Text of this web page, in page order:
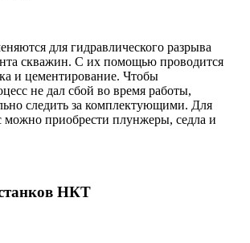
для гидравлического разрыва
скважин. С их помощью проводится
и цементирование. Чтобы
не дал сбой во время работы,
следить за комплектующими. Для
можно приобрести плунжеры, седла и
НКТ